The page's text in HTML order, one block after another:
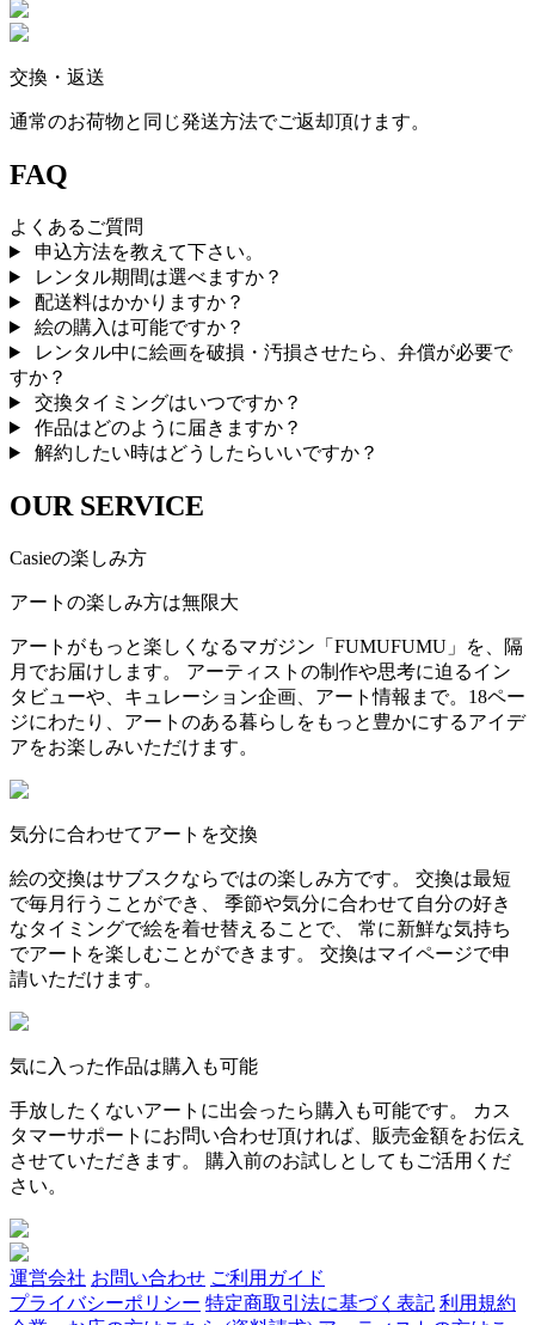
交換・返送
通常のお荷物と同じ発送方法でご返却頂けます。
FAQ
よくあるご質問
申込方法を教えて下さい。
レンタル期間は選べますか？
配送料はかかりますか？
絵の購入は可能ですか？
レンタル中に絵画を破損・汚損させたら、弁償が必要で
すか？
交換タイミングはいつですか？
作品はどのように届きますか？
解約したい時はどうしたらいいですか？
OUR SERVICE
Casieの楽しみ方
アートの楽しみ方は無限大
アートがもっと楽しくなるマガジン「FUMUFUMU」を、隔
月でお届けします。 アーティストの制作や思考に迫るイン
タビューや、キュレーション企画、アート情報まで。18ペー
ジにわたり、アートのある暮らしをもっと豊かにするアイデ
アをお楽しみいただけます。
気分に合わせてアートを交換
絵の交換はサブスクならではの楽しみ方です。 交換は最短
で毎月行うことができ、 季節や気分に合わせて自分の好き
なタイミングで絵を着せ替えることで、 常に新鮮な気持ち
でアートを楽しむことができます。 交換はマイページで申
請いただけます。
気に入った作品は購入も可能
手放したくないアートに出会ったら購入も可能です。 カス
タマーサポートにお問い合わせ頂ければ、販売金額をお伝え
させていただきます。 購入前のお試しとしてもご活用くだ
さい。
運営会社 お問い合わせ ご利用ガイド
プライバシーポリシー 特定商取引法に基づく表記 利用規約